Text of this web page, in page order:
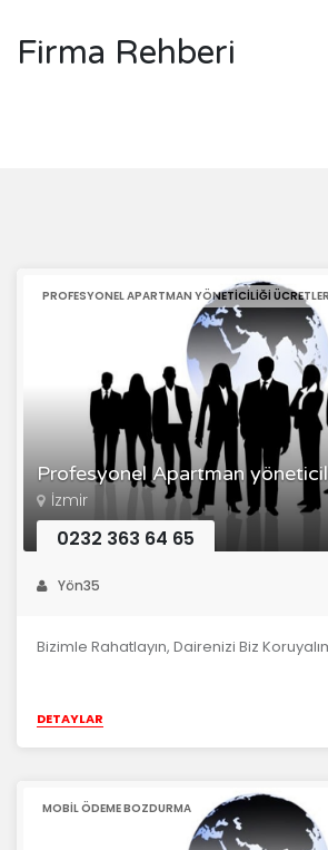
Firma Rehberi
Profesyonel Apartman
PROFESYONEL APARTMAN YÖNETICILIĞI
İzmir
0232 363 64 65
Yön35
Bizimle Rahatlayın, Dairenizi Biz
DETAYLAR
MOBIL ÖDEME BOZDURMA